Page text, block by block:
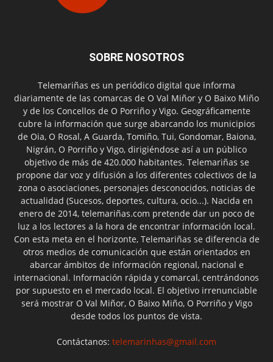
SOBRE NOSOTROS
Telemariñas es un periódico digital que informa
diariamente de las comarcas de O Val Miñor y O Baixo Miño
y de los Concellos de O Porriño y Vigo. Geográficamente
cubre la información que surge abarcando los municipios
de Oia, O Rosal, A Guarda, Tomiño, Tui, Gondomar, Baiona,
Nigrán, O Porriño y Vigo, dirigiéndose así a un público
objetivo de más de 420.000 habitantes. Telemariñas se
propone dar voz y difusión a los diferentes colectivos de la
zona o asociaciones, personajes desconocidos, noticias de
actualidad (Sucesos, deportes, cultura, ocio...). Nacida en
enero de 2014, telemariñas.com pretende dar un poco de
luz a los lectores a la hora de encontrar información local.
Con esta meta en el horizonte, Telemariñas se diferencia de
otros medios de comunicación que están orientados en
abarcar ámbitos de información regional, nacional e
internacional. Información rápida y comarcal, centrándonos
por supuesto en el mercado local. El objetivo irrenunciable
será mostrar O Val Miñor, O Baixo Miño, O Porriño y Vigo
desde todos los puntos de vista.
Contáctanos: telemarinhas@gmail.com